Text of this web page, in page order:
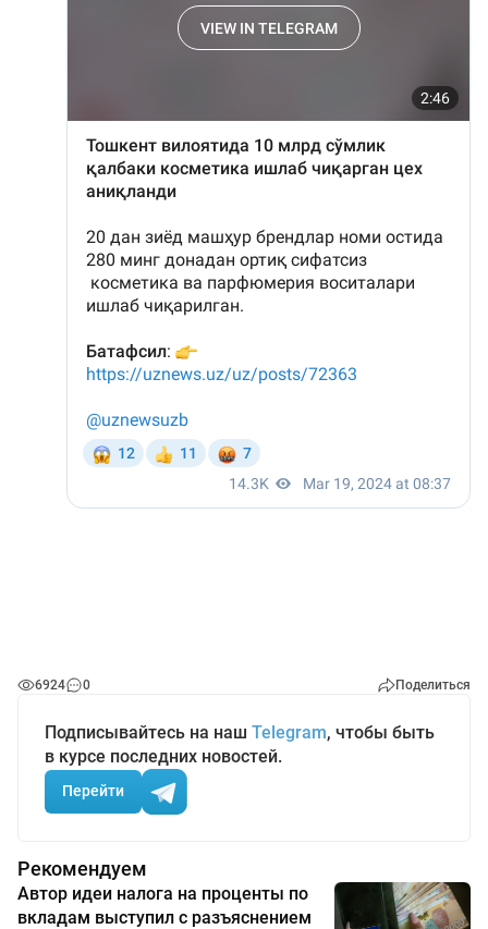
6924 0 Поделиться
Подписывайтесь на наш Telegram, чтобы быть
в курсе последних новостей.
Перейти
Рекомендуем
Автор идеи налога на проценты по
вкладам выступил с разъяснением